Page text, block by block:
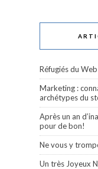
Réfugiés du Web
Marketing :
archétypes du
Après un an
pour de bon!
Ne vous y
Un très Joyeux